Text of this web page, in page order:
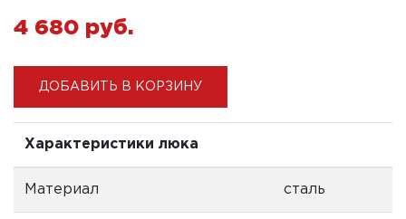
4 680 pуб.
ДОБАВИТЬ В КОРЗИНУ
Характеристики люка
Материал сталь